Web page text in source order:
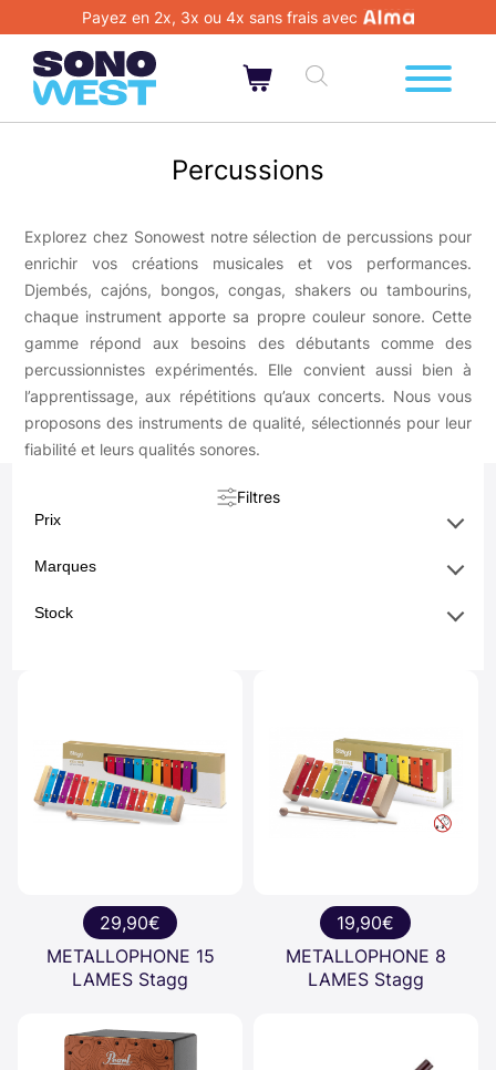
Payez en 2x, 3x ou 4x sans frais avec
Percussions
Explorez chez Sonowest notre sélection de percussions pour
enrichir vos créations musicales et vos performances.
Djembés, cajóns, bongos, congas, shakers ou tambourins,
chaque instrument apporte sa propre couleur sonore. Cette
gamme répond aux besoins des débutants comme des
percussionnistes expérimentés. Elle convient aussi bien à
l’apprentissage, aux répétitions qu’aux concerts. Nous vous
proposons des instruments de qualité, sélectionnés pour leur
fiabilité et leurs qualités sonores.
Filtres
Prix
Marques
Stock
29,90€
METALLOPHONE 15
LAMES Stagg
19,90€
METALLOPHONE 8
LAMES Stagg